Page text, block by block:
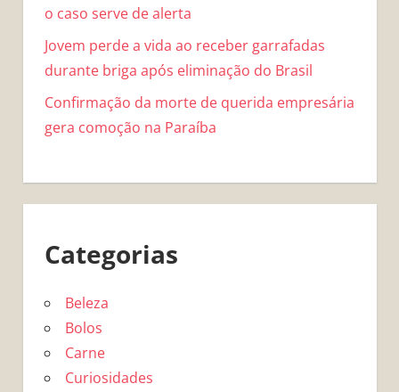
o caso serve de alerta
Jovem perde a vida ao receber garrafadas
durante briga após eliminação do Brasil
Confirmação da morte de querida empresária
gera comoção na Paraíba
Categorias
Beleza
Bolos
Carne
Curiosidades